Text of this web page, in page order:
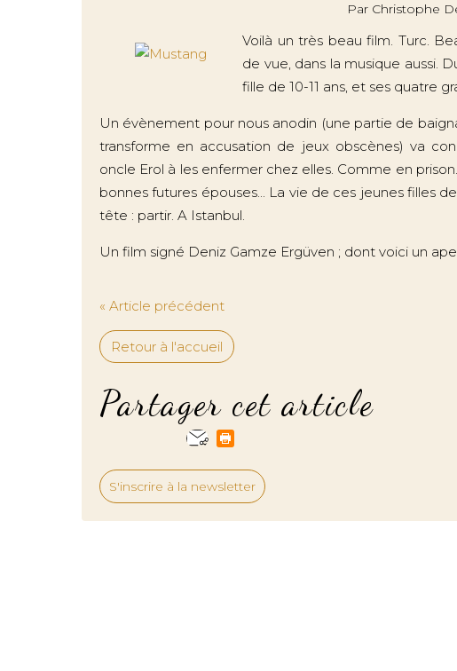
Par Christophe
Voilà un très beau film. Turc.
de vue, dans la musique aussi.
fille de 10-11 ans, et ses quatre
Un évènement pour nous anodin (une partie de
transforme en accusation de jeux obscènes) va
oncle Erol à les enfermer chez elles. Comme en
bonnes futures épouses... La vie de ces jeunes filles
tête : partir. A Istanbul.
Un film signé Deniz Gamze Ergüven ; dont voici un
« Article précédent
Retour à l'accueil
Partager cet article
S'inscrire à la newsletter